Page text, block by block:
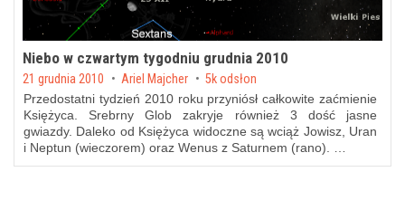
Niebo w czwartym tygodniu grudnia 2010
Posted on
21 grudnia 2010 by Ariel Majcher 5k odsłon
Przedostatni tydzień 2010 roku przyniósłcałkowite zaćmienie
Księżyca. Srebrny Glob zakryje również 3 dość jasne
gwiazdy. Daleko od Księżyca widoczne są wciąż Jowisz, Uran
i Neptun (wieczorem) oraz Wenus z Saturnem (rano). …